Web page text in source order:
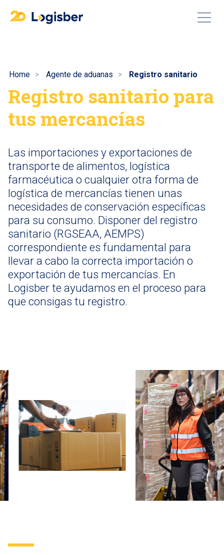
Home Agente de aduanas Registro sanitario
Registro sanitario para
tus mercancías
Las importaciones y exportaciones de
transporte de alimentos, logística
farmacéutica o cualquier otra forma de
logística de mercancías tienen unas
necesidades de conservación específicas
para su consumo. Disponer del registro
sanitario (RGSEAA, AEMPS)
correspondiente es fundamental para
llevar a cabo la correcta importación o
exportación de tus mercancías. En
Logisber te ayudamos en el proceso para
que consigas tu registro.